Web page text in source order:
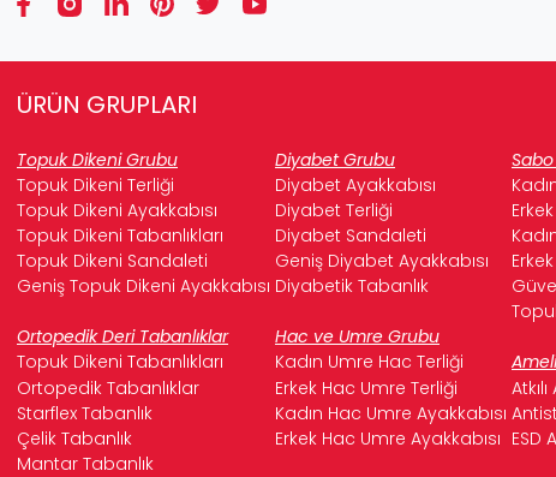
ÜRÜN GRUPLARI
Topuk Dikeni Grubu Diyabet Grubu
Topuk Dikeni Terliği
Diyabet Ayakkabısı
Topuk Dikeni Ayakkabısı
Diyabet Terliği
Topuk Dikeni Tabanlıkları
Diyabet Sandaleti
Topuk Dikeni Sandaleti
Geniş Diyabet Ayakkabısı
Geniş Topuk Dikeni Ayakkabısı Diyabetik Tabanlık
Ortopedik Deri Tabanlıklar
Hac ve Umre Grubu
Topuk Dikeni Tabanlıkları
Kadın Umre Hac Terliği
Ortopedik Tabanlıklar
Erkek Hac Umre Terliği
Starflex Tabanlık
Kadın Hac Umre Ayakkabısı
Çelik Tabanlık
Erkek Hac Umre Ayakkabısı ESD
Mantar Tabanlık